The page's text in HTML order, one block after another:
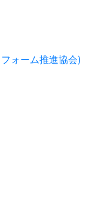
ォーム推進協会)